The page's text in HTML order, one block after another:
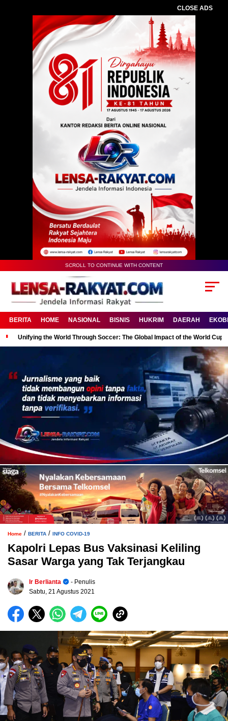
CLOSE ADS
SCROLL TO CONTINUE WITH CONTENT
BERITA HOME NASIONAL BISNIS HUKRIM DAERAH
Unifying the World Through Soccer: The Global Impact of the World Cup
Home / BERITA / INFO COVID-19
Kapolri Lepas Bus Vaksinasi Keliling
Sasar Warga yang Tak Terjangkau
Ir Berlianta
- Penulis
Sabtu, 21 Agustus 2021